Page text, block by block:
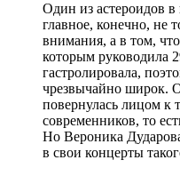
Один из астероидов в
главное, конечно, не
внимания, а в том,
которым руководила
гастролировала,
чрезвычайно широк.
повернулась лицом к
современников, то
Но Вероника
в свои концерты